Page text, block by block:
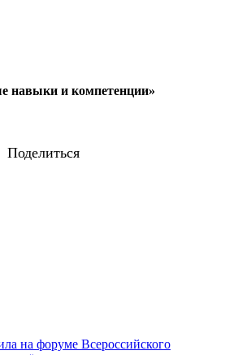
навыки и компетенции»
Поделиться
на форуме Всероссийского